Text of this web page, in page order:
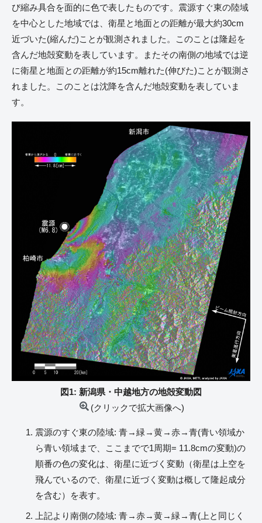
び縮み具合を面的に色で表したものです。震源すぐ東の陸域
を中心とした地域では、衛星と地面との距離が最大約30cm
近づいた(縮んだ)ことが観測されました。このことは隆起を
含んだ地殻変動を表しています。またその南側の地域では逆
に衛星と地面との距離が約15cm離れた(伸びた)ことが観測さ
れました。このことは沈降を含んだ地殻変動を表していま
す。
図1: 新潟県・中越地方の地殻変動図
(クリックで拡大画像へ)
震源のすぐ東の陸域: 青→緑→黄→赤→青(青い領域か
ら青い領域まで、ここまでで1周期= 11.8cmの変動)の
順番の色の変化は、衛星に近づく変動（衛星は上空を
飛んでいるので、衛星に近づく変動は概して隆起成分
を含む）を表す。
上記より南側の陸域: 青→赤→黄→緑→青(上と同じく